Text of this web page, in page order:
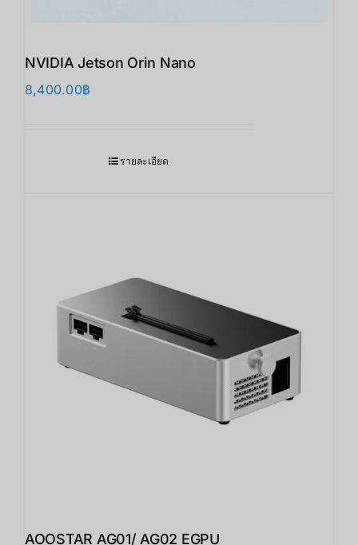
NVIDIA Jetson Orin Nano
8,400.00฿
รายละเอียด
AOOSTAR AG01/ AG02 EGPU